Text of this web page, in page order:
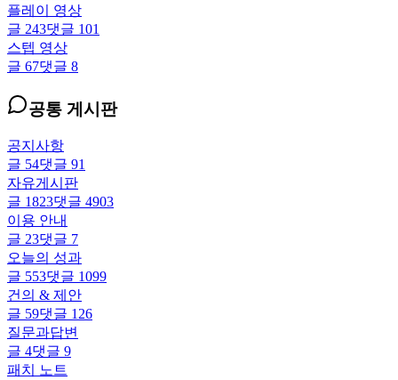
플레이 영상
글 243댓글 101
스텝 영상
글 67댓글 8
공통 게시판
공지사항
글 54댓글 91
자유게시판
글 1823댓글 4903
이용 안내
글 23댓글 7
오늘의 성과
글 553댓글 1099
건의 & 제안
글 59댓글 126
질문과답변
글 4댓글 9
패치 노트